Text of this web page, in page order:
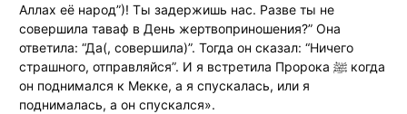
Аллах её народ”)! Ты задержишь нас. Разве ты не
совершила таваф в День жертвоприношения?” Она
ответила: “Да(, совершила)”. Тогда он сказал: “Ничего
страшного, отправляйся”. И я встретила Пророка ﷺ когда
он поднимался к Мекке, а я спускалась, или я
поднималась, а он спускался».